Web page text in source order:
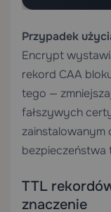
Przypadek
Encrypt
rekord CAA
tego —
fałszywych
zainstalowanym
bezpieczeństwa
TTL
znaczenie